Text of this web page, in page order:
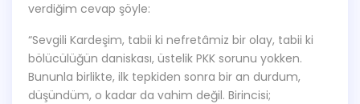
verdiğim cevap şöyle:
“Sevgili Kardeşim, tabii ki nefretâmiz bir olay, tabii ki
bölücülüğün daniskası, üstelik PKK sorunu yokken.
Bununla birlikte, ilk tepkiden sonra bir an durdum,
düşündüm, o kadar da vahim değil. Birincisi;